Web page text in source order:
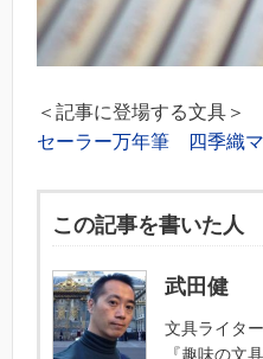
＜記事に登場する文具＞
セーラー万年筆 四季織
この記事を書いた人
武田健
文具ライタ
『趣味の文